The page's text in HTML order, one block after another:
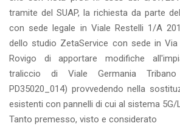
tramite del SUAP, la richiesta da parte
con sede legale in Viale Restelli 1/A
dello studio ZetaService con sede in Via
Rovigo di apportare modifiche
traliccio di Viale Germania
PD35020_014) provvedendo nella
esistenti con pannelli di cui al sistema 5G/
Tanto premesso, visto e considerato